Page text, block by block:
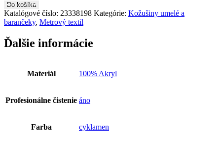
Do košíka
Katalógové číslo: 23338198 Kategórie: Kožušiny umelé a
barančeky, Metrový textil
Ďalšie informácie
Materiál 100% Akryl
Profesionálne čistenie áno
Farba cyklamen